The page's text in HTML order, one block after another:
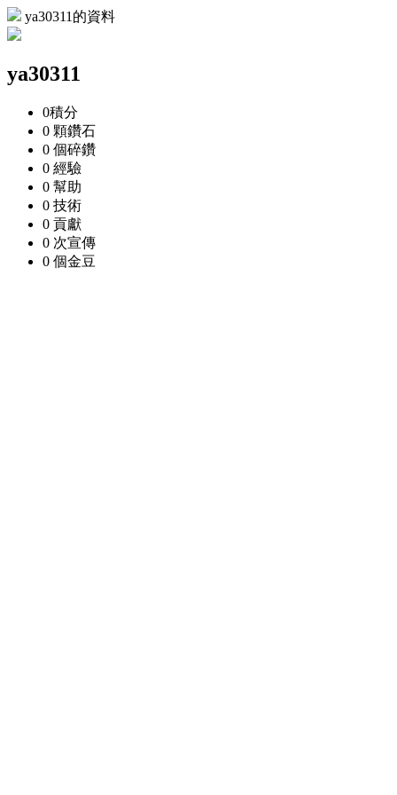
ya30311的資料
ya30311
0積分
0 顆鑽石
0 個碎鑽
0 經驗
0 幫助
0 技術
0 貢獻
0 次宣傳
0 個金豆